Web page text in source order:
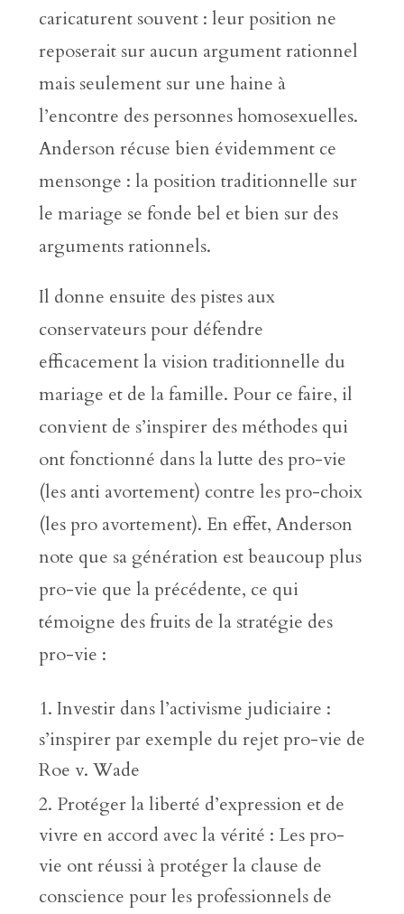
caricaturent souvent : leur position ne
reposerait sur aucun argument rationnel
mais seulement sur une haine à
l’encontre des personnes homosexuelles.
Anderson récuse bien évidemment ce
mensonge : la position traditionnelle sur
le mariage se fonde bel et bien sur des
arguments rationnels.
Il donne ensuite des pistes aux
conservateurs pour défendre
efficacement la vision traditionnelle du
mariage et de la famille. Pour ce faire, il
convient de s’inspirer des méthodes qui
ont fonctionné dans la lutte des pro-vie
(les anti avortement) contre les pro-choix
(les pro avortement). En effet, Anderson
note que sa génération est beaucoup plus
pro-vie que la précédente, ce qui
témoigne des fruits de la stratégie des
pro-vie :
Investir dans l’activisme judiciaire :
s’inspirer par exemple du rejet pro-vie de
Roe v. Wade
Protéger la liberté d’expression et de
vivre en accord avec la vérité : Les pro-
vie ont réussi à protéger la clause de
conscience pour les professionnels de